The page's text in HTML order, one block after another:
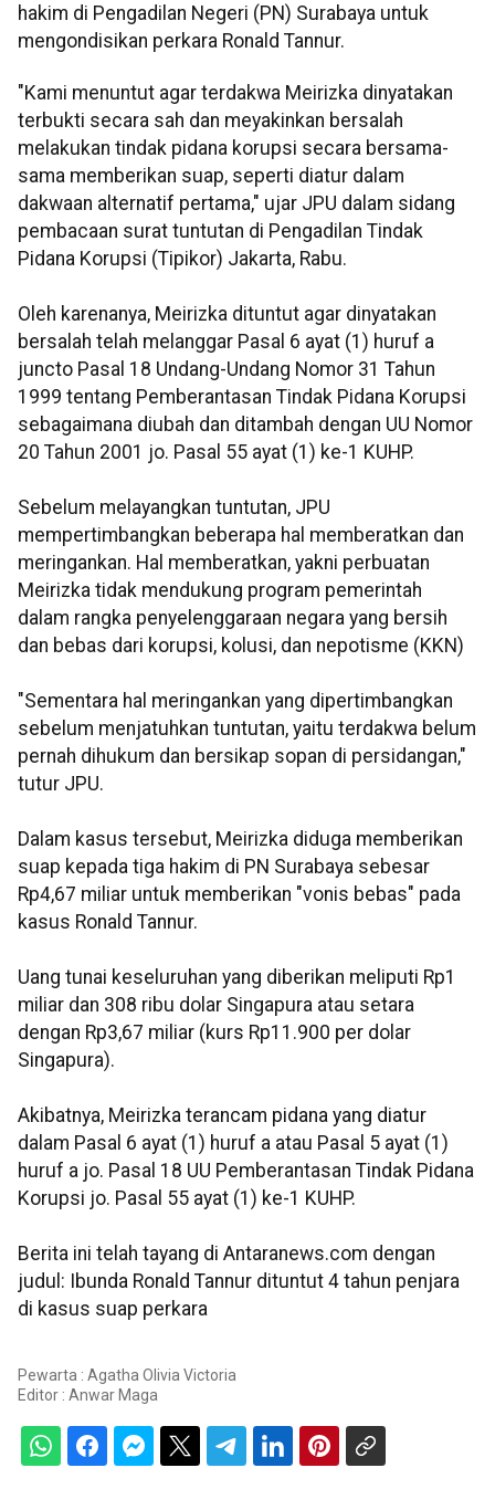
hakim di Pengadilan Negeri (PN) Surabaya untuk
mengondisikan perkara Ronald Tannur.
"Kami menuntut agar terdakwa Meirizka dinyatakan
terbukti secara sah dan meyakinkan bersalah
melakukan tindak pidana korupsi secara bersama-
sama memberikan suap, seperti diatur dalam
dakwaan alternatif pertama," ujar JPU dalam sidang
pembacaan surat tuntutan di Pengadilan Tindak
Pidana Korupsi (Tipikor) Jakarta, Rabu.
Oleh karenanya, Meirizka dituntut agar dinyatakan
bersalah telah melanggar Pasal 6 ayat (1) huruf a
juncto Pasal 18 Undang-Undang Nomor 31 Tahun
1999 tentang Pemberantasan Tindak Pidana Korupsi
sebagaimana diubah dan ditambah dengan UU Nomor
20 Tahun 2001 jo. Pasal 55 ayat (1) ke-1 KUHP.
Sebelum melayangkan tuntutan, JPU
mempertimbangkan beberapa hal memberatkan dan
meringankan. Hal memberatkan, yakni perbuatan
Meirizka tidak mendukung program pemerintah
dalam rangka penyelenggaraan negara yang bersih
dan bebas dari korupsi, kolusi, dan nepotisme (KKN)
"Sementara hal meringankan yang dipertimbangkan
sebelum menjatuhkan tuntutan, yaitu terdakwa belum
pernah dihukum dan bersikap sopan di persidangan,"
tutur JPU.
Dalam kasus tersebut, Meirizka diduga memberikan
suap kepada tiga hakim di PN Surabaya sebesar
Rp4,67 miliar untuk memberikan "vonis bebas" pada
kasus Ronald Tannur.
Uang tunai keseluruhan yang diberikan meliputi Rp1
miliar dan 308 ribu dolar Singapura atau setara
dengan Rp3,67 miliar (kurs Rp11.900 per dolar
Singapura).
Akibatnya, Meirizka terancam pidana yang diatur
dalam Pasal 6 ayat (1) huruf a atau Pasal 5 ayat (1)
huruf a jo. Pasal 18 UU Pemberantasan Tindak Pidana
Korupsi jo. Pasal 55 ayat (1) ke-1 KUHP.
Berita ini telah tayang di Antaranews.com dengan
judul: Ibunda Ronald Tannur dituntut 4 tahun penjara
di kasus suap perkara
Pewarta : Agatha Olivia Victoria
Editor : Anwar Maga